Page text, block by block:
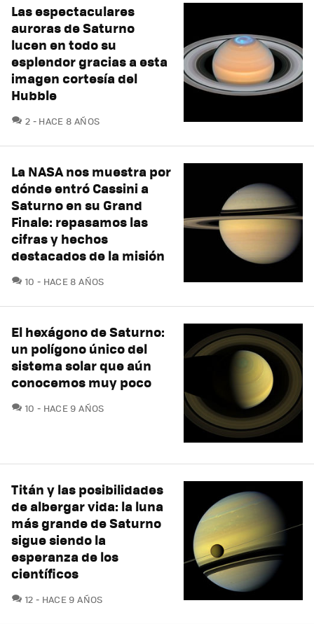
Las espectaculares
auroras de Saturno
lucen en todo su
esplendor gracias a esta
imagen cortesía del
Hubble
2 COMENTARIOS
HACE 8 AÑOS
La NASA nos muestra por
dónde entró Cassini a
Saturno en su Grand
Finale: repasamos las
cifras y hechos
destacados de la misión
10 COMENTARIOS
HACE 8 AÑOS
El hexágono de Saturno:
un polígono único del
sistema solar que aún
conocemos muy poco
10 COMENTARIOS
HACE 9 AÑOS
Titán y las posibilidades
de albergar vida: la luna
más grande de Saturno
sigue siendo la
esperanza de los
científicos
12 COMENTARIOS
HACE 9 AÑOS